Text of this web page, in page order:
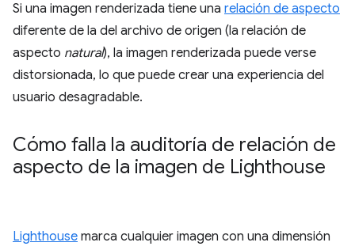
Si una imagen renderizada tiene una relación de aspecto
diferente de la del archivo de origen (la relación de
aspecto natural), la imagen renderizada puede verse
distorsionada, lo que puede crear una experiencia del
usuario desagradable.
Cómo falla la auditoría de relación de
aspecto de la imagen de Lighthouse
Lighthouse marca cualquier imagen con una dimensión